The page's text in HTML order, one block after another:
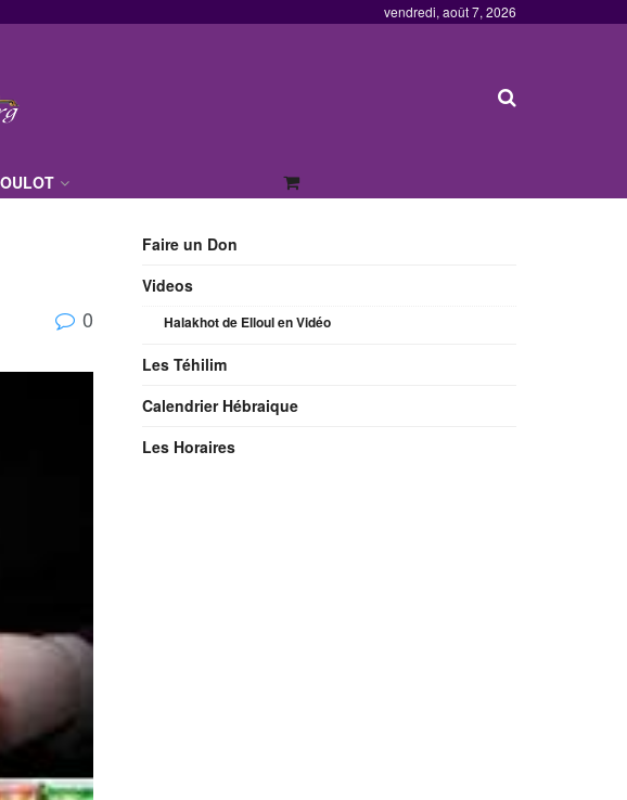
vendredi, août 7, 2026
0
Faire un Don
Videos
Halakhot de Elloul en Vidéo
Les Téhilim
Calendrier Hébraique
Les Horaires